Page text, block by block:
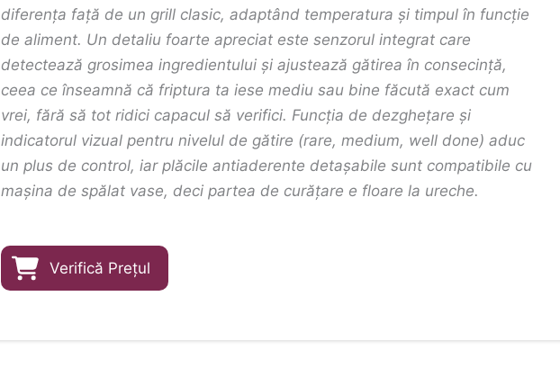
diferența față de un grill clasic, adaptând temperatura și timpul în funcție
de aliment. Un detaliu foarte apreciat este senzorul integrat care
detectează grosimea ingredientului și ajustează gătirea în consecință,
ceea ce înseamnă că friptura ta iese mediu sau bine făcută exact cum
vrei, fără să tot ridici capacul să verifici. Funcția de dezghețare și
indicatorul vizual pentru nivelul de gătire (rare, medium, well done) aduc
un plus de control, iar plăcile antiaderente detașabile sunt compatibile cu
mașina de spălat vase, deci partea de curățare e floare la ureche.
Verifică Prețul